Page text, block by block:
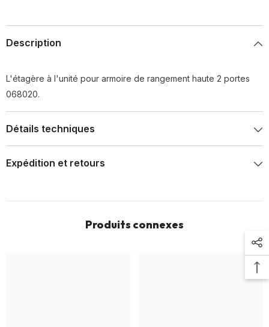
Description
L'étagère à l'unité pour armoire de rangement haute 2 portes
068020.
Détails techniques
Expédition et retours
Produits connexes